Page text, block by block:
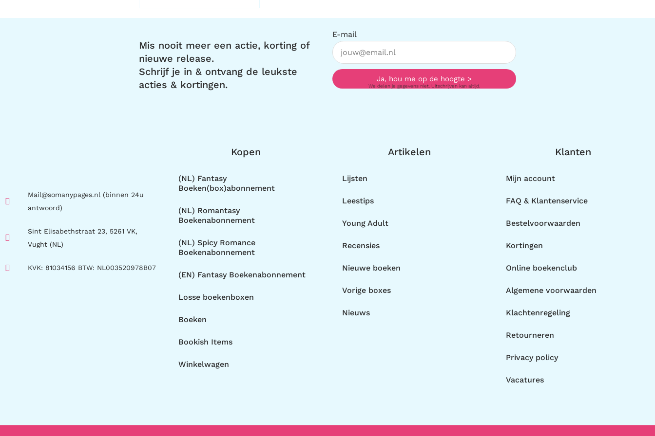
Mis nooit meer een actie, korting of
nieuwe release.
Schrijf je in & ontvang de leukste
acties & kortingen.
E-mail
Ja, hou me op de hoogte >
We delen je gegevens niet. Uitschrijven kan altijd.
Mail@somanypages.nl (binnen 24u
antwoord)
Sint Elisabethstraat 23, 5261 VK,
Vught (NL)
KVK: 81034156 BTW: NL003520978B07
Kopen
(NL) Fantasy
Boeken(box)abonnement
(NL) Romantasy
Boekenabonnement
(NL) Spicy Romance
Boekenabonnement
(EN) Fantasy Boekenabonnement
Losse boekenboxen
Boeken
Bookish Items
Winkelwagen
Artikelen
Lijsten
Leestips
Young Adult
Recensies
Nieuwe boeken
Vorige boxes
Nieuws
Klanten
Mijn account
FAQ & Klantenservice
Bestelvoorwaarden
Kortingen
Online boekenclub
Algemene voorwaarden
Klachtenregeling
Retourneren
Privacy policy
Vacatures